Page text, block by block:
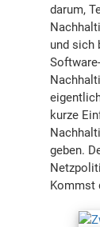
darum,
und sich
kurze
geben.
Kommst